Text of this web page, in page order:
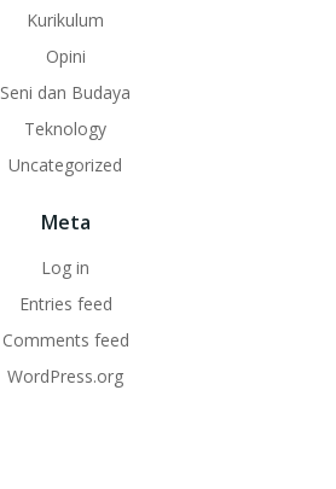
Kurikulum
Opini
Seni dan Budaya
Teknology
Uncategorized
Meta
Log in
Entries feed
Comments feed
WordPress.org